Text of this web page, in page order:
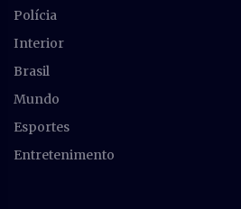
Polícia
Interior
Brasil
Mundo
Esportes
Entretenimento